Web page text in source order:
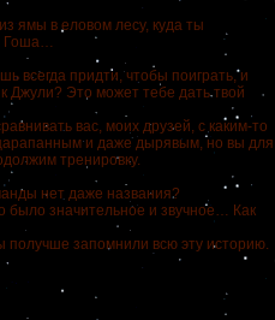
ямы в еловом лесу, куда ты
Гоша…
всегда придти, чтобы поиграть, и
Джули? Это может тебе дать твой
вас, моих друзей, с каким-то
и даже дырявым, но вы для
тренировку.
нет даже названия?
было значительное и звучное… Как
получше запомнили всю эту историю.